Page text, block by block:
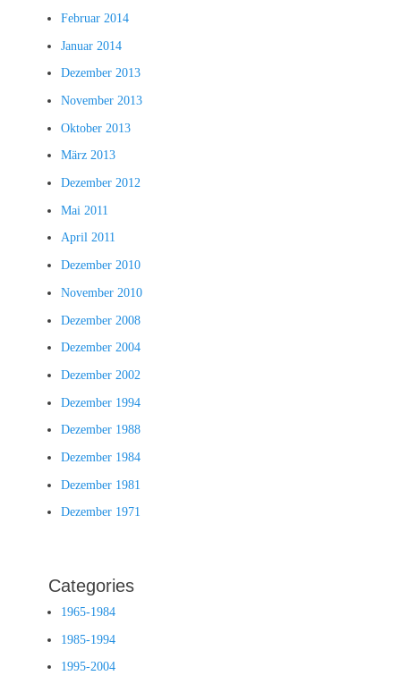
Februar 2014
Januar 2014
Dezember 2013
November 2013
Oktober 2013
März 2013
Dezember 2012
Mai 2011
April 2011
Dezember 2010
November 2010
Dezember 2008
Dezember 2004
Dezember 2002
Dezember 1994
Dezember 1988
Dezember 1984
Dezember 1981
Dezember 1971
Categories
1965-1984
1985-1994
1995-2004